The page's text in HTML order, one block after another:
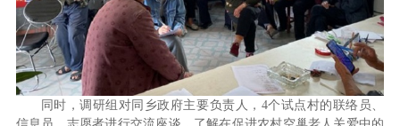
同时，调研组对同乡政府主要负责人，4个试点村的联络员、